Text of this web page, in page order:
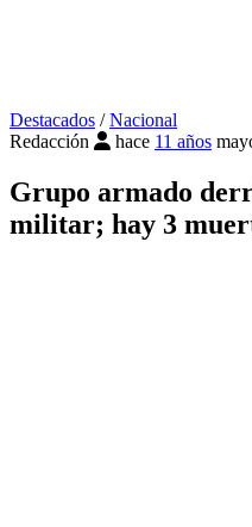
Destacados /Nacional
Redacción
hace 11 años
Grupo armado
militar; hay 3